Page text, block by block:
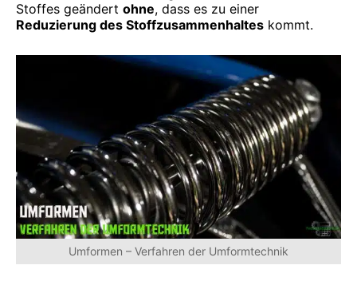
Stoffes geändert ohne, dass es zu einer
Reduzierung des Stoffzusammenhaltes kommt.
Umformen – Verfahren der Umformtechnik